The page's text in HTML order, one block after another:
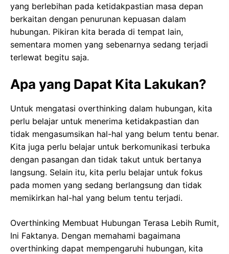
yang berlebihan pada ketidakpastian masa depan
berkaitan dengan penurunan kepuasan dalam
hubungan. Pikiran kita berada di tempat lain,
sementara momen yang sebenarnya sedang terjadi
terlewat begitu saja.
Apa yang Dapat Kita Lakukan?
Untuk mengatasi overthinking dalam hubungan, kita
perlu belajar untuk menerima ketidakpastian dan
tidak mengasumsikan hal-hal yang belum tentu benar.
Kita juga perlu belajar untuk berkomunikasi terbuka
dengan pasangan dan tidak takut untuk bertanya
langsung. Selain itu, kita perlu belajar untuk fokus
pada momen yang sedang berlangsung dan tidak
memikirkan hal-hal yang belum tentu terjadi.
Overthinking Membuat Hubungan Terasa Lebih Rumit,
Ini Faktanya. Dengan memahami bagaimana
overthinking dapat mempengaruhi hubungan, kita